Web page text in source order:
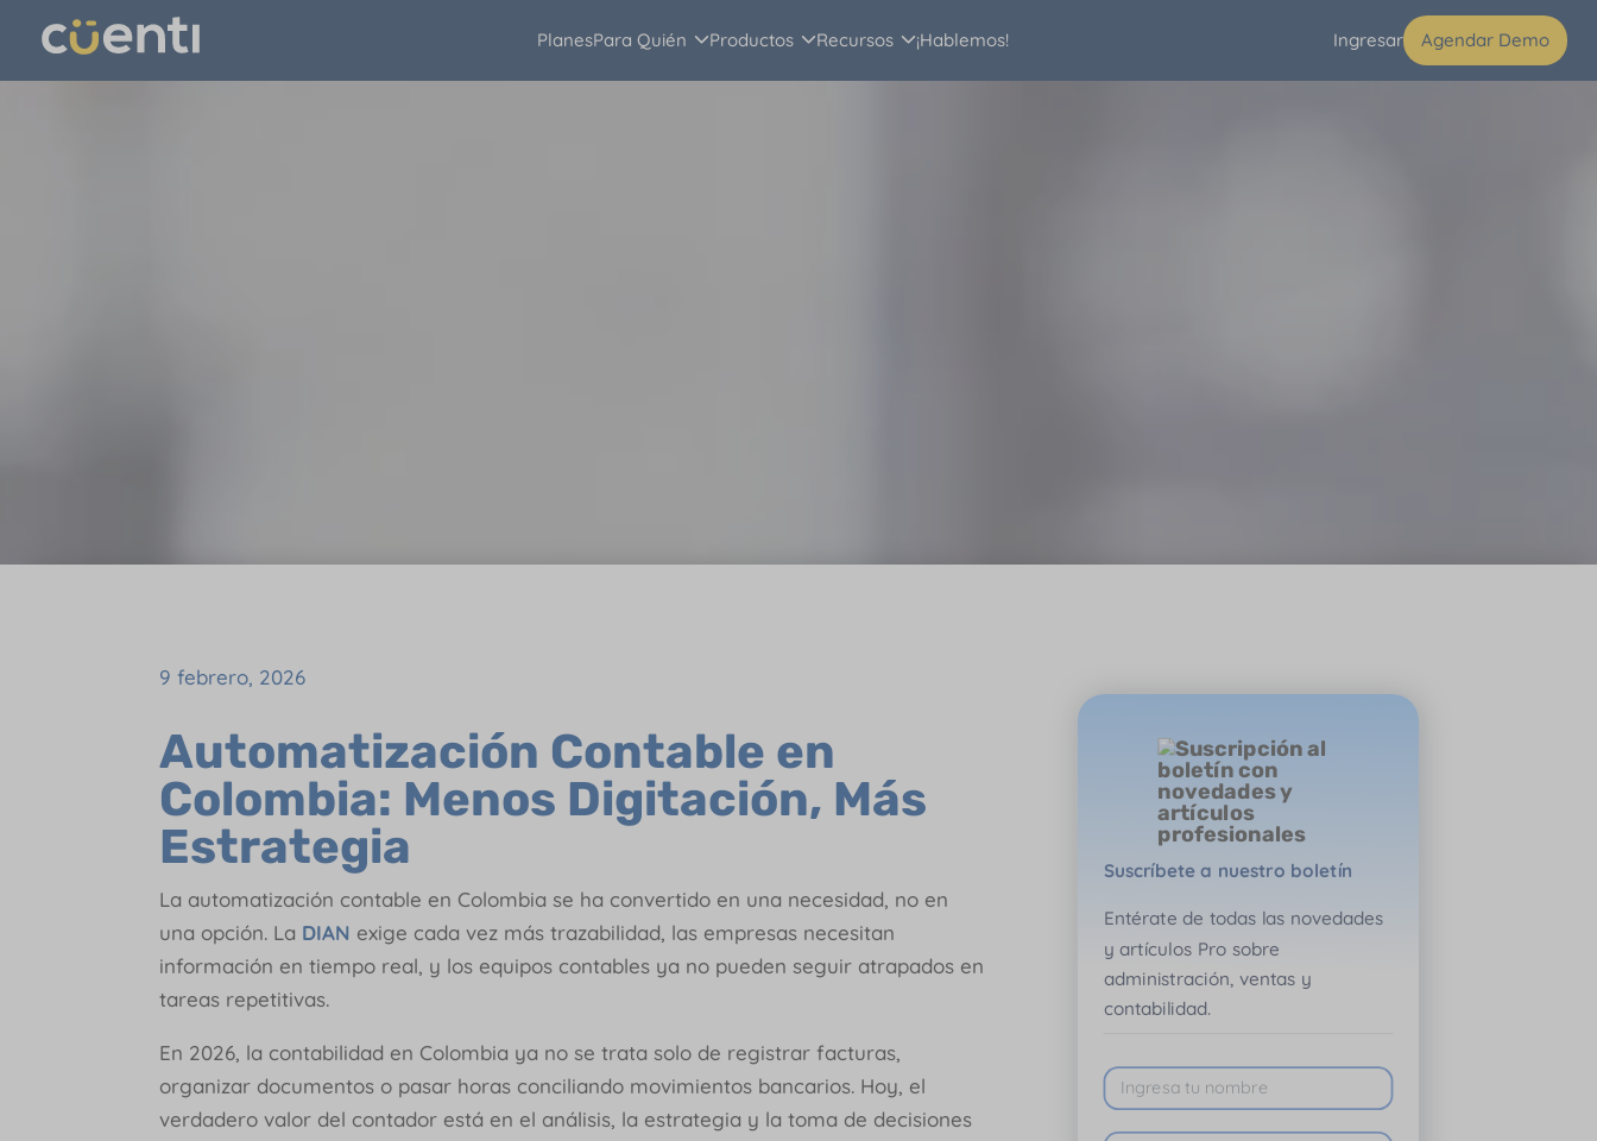
PlanesPara Quién Productos Recursos ¡Hablemos! Ingresar Agendar Demo
9 febrero, 2026
Automatización Contable en
Colombia: Menos Digitación, Más
Estrategia
La automatización contable en Colombia se ha convertido en una necesidad, no en
una opción. La DIAN exige cada vez más trazabilidad, las empresas necesitan
información en tiempo real, y los equipos contables ya no pueden seguir atrapados en
tareas repetitivas.
En 2026, la contabilidad en Colombia ya no se trata solo de registrar facturas,
organizar documentos o pasar horas conciliando movimientos bancarios. Hoy, el
verdadero valor del contador está en el análisis, la estrategia y la toma de decisiones
Suscríbete a nuestro boletín
Entérate de todas las novedades
y artículos Pro sobre
administración, ventas y
contabilidad.